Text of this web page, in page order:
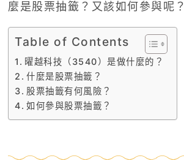
麼是股票抽籤？又該如何參與呢？
Table of Contents
曜越科技（3540）是做什麼的？
什麼是股票抽籤？
股票抽籤有何風險？
如何參與股票抽籤？